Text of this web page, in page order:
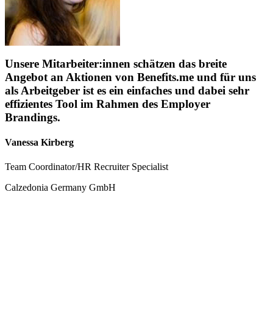
Unsere Mitarbeiter:innen schätzen das breite
Angebot an Aktionen von Benefits.me und für uns
als Arbeitgeber ist es ein einfaches und dabei sehr
effizientes Tool im Rahmen des Employer
Brandings.
Vanessa Kirberg
Team Coordinator/HR Recruiter Specialist
Calzedonia Germany GmbH